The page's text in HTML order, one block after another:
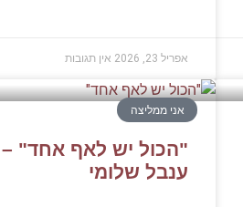
אפריל 23, 2026 אין תגובות
אני ממליצה
"הכול יש לאף אחד"
ענבל שלומי